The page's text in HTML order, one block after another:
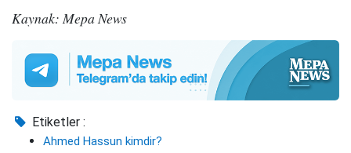
Kaynak: Mepa News
Etiketler :
Ahmed Hassun kimdir?